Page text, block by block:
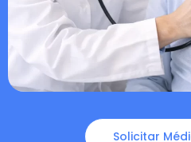
Solicitar